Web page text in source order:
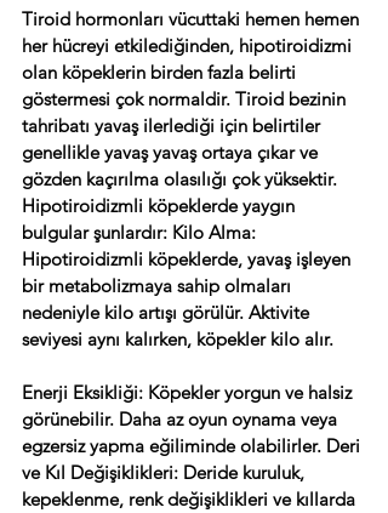
Tiroid hormonları vücuttaki hemen hemen
her hücreyi etkilediğinden, hipotiroidizmi
olan köpeklerin birden fazla belirti
göstermesi çok normaldir. Tiroid bezinin
tahribatı yavaş ilerlediği için belirtiler
genellikle yavaş yavaş ortaya çıkar ve
gözden kaçırılma olasılığı çok yüksektir.
Hipotiroidizmli köpeklerde yaygın
bulgular şunlardır: Kilo Alma:
Hipotiroidizmli köpeklerde, yavaş işleyen
bir metabolizmaya sahip olmaları
nedeniyle kilo artışı görülür. Aktivite
seviyesi aynı kalırken, köpekler kilo alır.
Enerji Eksikliği: Köpekler yorgun ve halsiz
görünebilir. Daha az oyun oynama veya
egzersiz yapma eğiliminde olabilirler. Deri
ve Kıl Değişiklikleri: Deride kuruluk,
kepeklenme, renk değişiklikleri ve kıllarda